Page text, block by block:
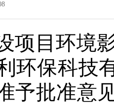
项目环境
环保科技
予批准意